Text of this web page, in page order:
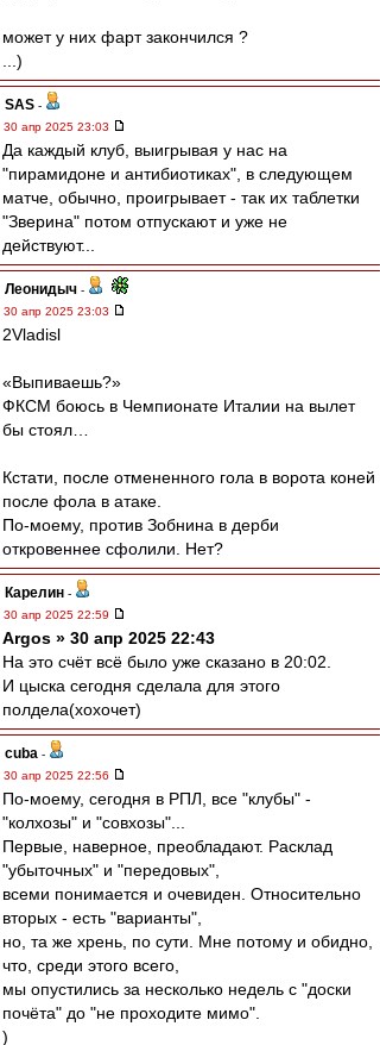
может у них фарт закончился ?
...)
SAS -
30 апр 2025 23:03
Да каждый клуб, выигрывая у нас на
"пирамидоне и антибиотиках", в следующем
матче, обычно, проигрывает - так их таблетки
"Зверина" потом отпускают и уже не
действуют...
Леонидыч -
30 апр 2025 23:03
2Vladisl
«Выпиваешь?»
ФКСМ боюсь в Чемпионате Италии на вылет
бы стоял…
Кстати, после отмененного гола в ворота коней
после фола в атаке.
По-моему, против Зобнина в дерби
откровеннее сфолили. Нет?
Карелин -
30 апр 2025 22:59
Argos » 30 апр 2025 22:43
На это счёт всё было уже сказано в 20:02.
И цыска сегодня сделала для этого
полдела(хохочет)
cuba -
30 апр 2025 22:56
По-моему, сегодня в РПЛ, все "клубы" -
"колхозы" и "совхозы"...
Первые, наверное, преобладают. Расклад
"убыточных" и "передовых",
всеми понимается и очевиден. Относительно
вторых - есть "варианты",
но, та же хрень, по сути. Мне потому и обидно,
что, среди этого всего,
мы опустились за несколько недель с "доски
почёта" до "не проходите мимо".
)